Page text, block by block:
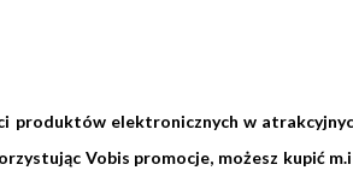
elektronicznych w
Vobis promocje, możesz kupić